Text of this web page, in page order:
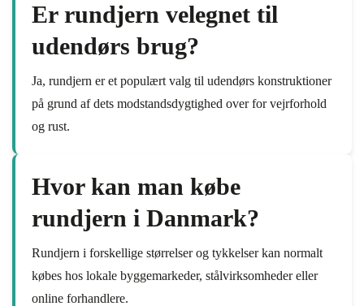
Er rundjern velegnet til
udendørs brug?
Ja, rundjern er et populært valg til udendørs konstruktioner
på grund af dets modstandsdygtighed over for vejrforhold
og rust.
Hvor kan man købe
rundjern i Danmark?
Rundjern i forskellige størrelser og tykkelser kan normalt
købes hos lokale byggemarkeder, stålvirksomheder eller
online forhandlere.